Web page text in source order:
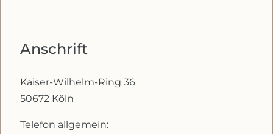
Anschrift
Kaiser-Wilhelm-Ring 36
50672 Köln
Telefon allgemein: